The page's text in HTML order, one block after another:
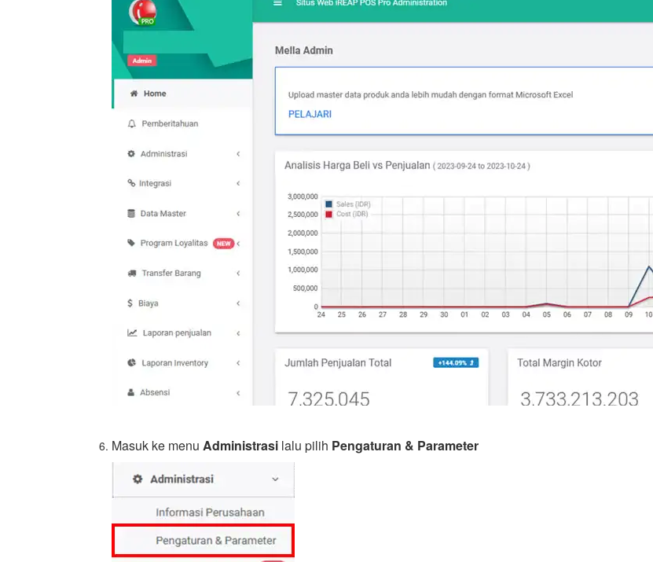
Masuk ke menu Administrasi lalu pilih Pengaturan & Parameter